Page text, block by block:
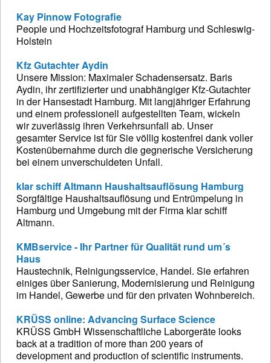
Kay Pinnow Fotografie
People und Hochzeitsfotograf Hamburg und Schleswig-
Holstein
Kfz Gutachter Aydin
Unsere Mission: Maximaler Schadensersatz. Baris
Aydin, ihr zertifizierter und unabhängiger Kfz-Gutachter
in der Hansestadt Hamburg. Mit langjähriger Erfahrung
und einem professionell aufgestellten Team, wickeln
wir zuverlässig ihren Verkehrsunfall ab. Unser
gesamter Service ist für Sie völlig kostenfrei dank voller
Kostenübernahme durch die gegnerische Versicherung
bei einem unverschuldeten Unfall.
klar schiff Altmann Haushaltsauflösung Hamburg
Sorgfältige Haushaltsauflösung und Entrümpelung in
Hamburg und Umgebung mit der Firma klar schiff
Altmann.
KMBservice - Ihr Partner für Qualität rund um´s
Haus
Haustechnik, Reinigungsservice, Handel. Sie erfahren
einiges über Sanierung, Modernisierung und Reinigung
im Handel, Gewerbe und für den privaten Wohnbereich.
KRÜSS online: Advancing Surface Science
KRÜSS GmbH Wissenschaftliche Laborgeräte looks
back at a tradition of more than 200 years of
development and production of scientific instruments.